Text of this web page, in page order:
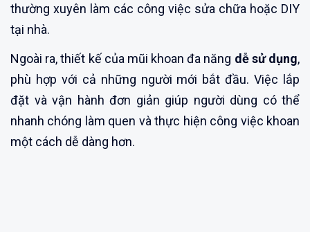
thường xuyên làm các công việc sửa chữa hoặc DIY
tại nhà.
Ngoài ra, thiết kế của mũi khoan đa năng dễ sử dụng,
phù hợp với cả những người mới bắt đầu. Việc lắp
đặt và vận hành đơn giản giúp người dùng có thể
nhanh chóng làm quen và thực hiện công việc khoan
một cách dễ dàng hơn.